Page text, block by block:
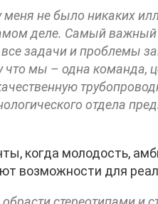
меня не было никаких
деле. Самый
задачи и проблемы
мы – одна команда,
отдела
когда молодость,
возможности для